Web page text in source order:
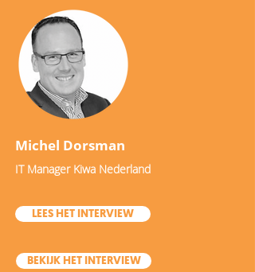
Michel Dorsman
IT Manager Kiwa Nederland
LEES HET INTERVIEW
BEKIJK HET INTERVIEW